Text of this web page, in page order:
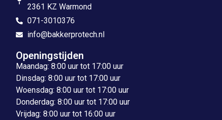
2361 KZ Warmond
071-3010376
info@bakkerprotech.nl
Openingstijden
Maandag: 8:00 uur tot 17:00 uur
Dinsdag: 8:00 uur tot 17:00 uur
Woensdag: 8:00 uur tot 17:00 uur
Donderdag: 8:00 uur tot 17:00 uur
Vrijdag: 8:00 uur tot 16:00 uur